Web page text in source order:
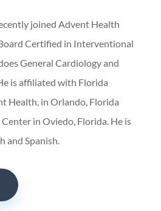
joined Advent Health
Certified in Interventional
General Cardiology and
is affiliated with Florida
Health, in Orlando, Florida
in Oviedo, Florida. He is
and Spanish.